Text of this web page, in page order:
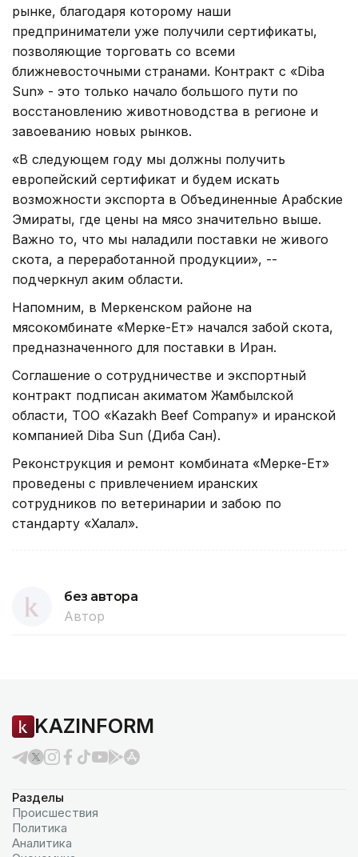
рынке, благодаря которому наши
предприниматели уже получили сертификаты,
позволяющие торговать со всеми
ближневосточными странами. Контракт с «Diba
Sun» ­- это только начало большого пути по
восстановлению животноводства в регионе и
завоеванию новых рынков.
«В следующем году мы должны получить
европейский сертификат и будем искать
возможности экспорта в Объединенные Арабские
Эмираты, где цены на мясо значительно выше.
Важно то, что мы наладили поставки не живого
скота, а переработанной продукции», -­
подчеркнул аким области.
Напомним, в Меркенском районе на
мясокомбинате «Мерке-Ет» начался забой скота,
предназначенного для поставки в Иран.
Соглашение о сотрудничестве и экспортный
контракт подписан акиматом Жамбылской
области, ТОО «Kazakh Beef Company» и иранской
компанией Diba Sun (Диба Сан).
Реконструкция и ремонт комбината «Мерке-Ет»
проведены с привлечением иранских
сотрудников по ветеринарии и забою по
стандарту «Халал».
без автора
Автор
KAZINFORM
Разделы
Происшествия
Политика
Аналитика